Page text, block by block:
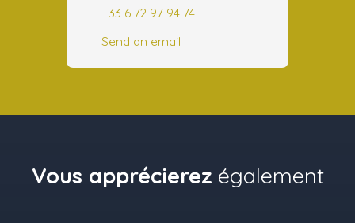
+33 6 72 97 94 74
Send an email
Vous apprécierez également